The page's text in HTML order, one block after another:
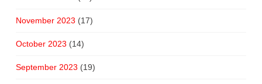
November 2023 (17)
October 2023 (14)
September 2023 (19)